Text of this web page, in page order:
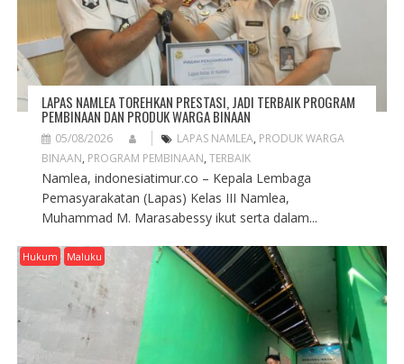
LAPAS NAMLEA TOREHKAN PRESTASI, JADI TERBAIK PROGRAM
PEMBINAAN DAN PRODUK WARGA BINAAN
05/08/2026 LAPAS NAMLEA, PRODUK WARGA
BINAAN, PROGRAM PEMBINAAN, TERBAIK
Namlea, indonesiatimur.co – Kepala Lembaga
Pemasyarakatan (Lapas) Kelas III Namlea,
Muhammad M. Marasabessy ikut serta dalam...
Hukum Maluku